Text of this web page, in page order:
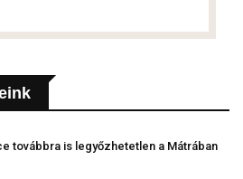
továbbra is legyőzhetetlen a Mátrában